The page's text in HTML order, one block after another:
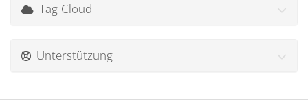
Tag-Cloud
Unterstützung